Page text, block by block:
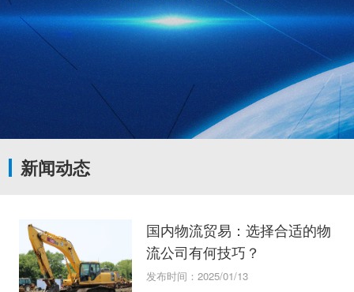
新闻动态
国内物流贸易：选择合适的物
流公司有何技巧？
发布时间：2025/01/13